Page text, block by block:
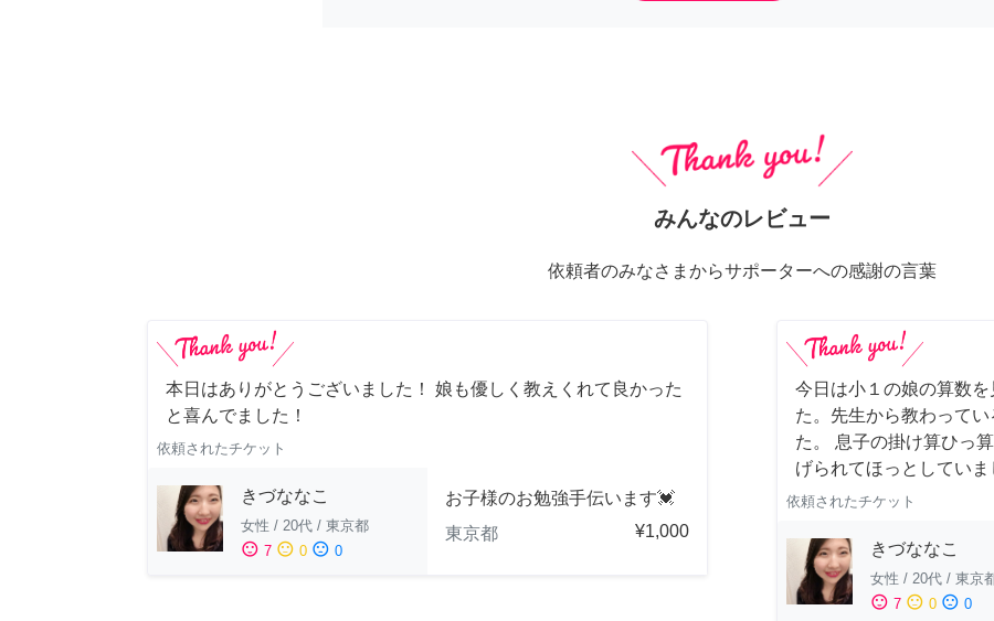
みんなのレビュー
依頼者のみなさまからサポーターへの感謝の言葉
本日はありがとうございました！ 娘も優しく教えくれて良かった
と喜んでました！
依頼されたチケット
きづななこ
女性 / 20代 / 東京都
sentiment_satisfied 7 sentiment_neutral 0 sentiment_dissatisfied 0
お子様のお勉強手伝います💓
東京都
¥1,000
今日は小１の娘の算数
た。先生から教わって
た。 息子の掛け算ひっ
げられてほっとしていま
依頼されたチケット
きづななこ
女性 / 20代 / 東京
sentiment_satisfied 7 sentiment_neutral 0 sentiment_dissatisfied 0